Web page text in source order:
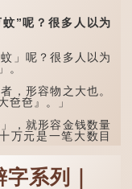
”呢？很多人以为
」呢？很多人以为
。
形容物之大也。
夿』。」
，就形容金钱数量
万元是一笔大数目
系列｜